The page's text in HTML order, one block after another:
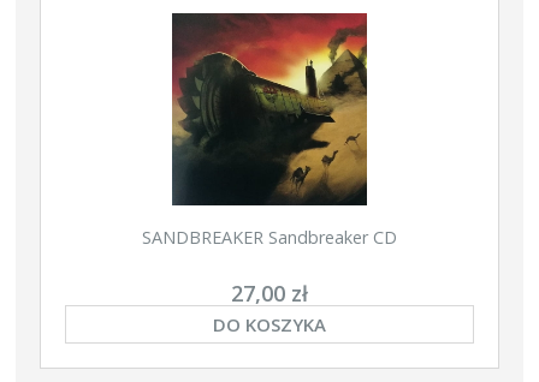
SANDBREAKER Sandbreaker CD
27,00 zł
DO KOSZYKA